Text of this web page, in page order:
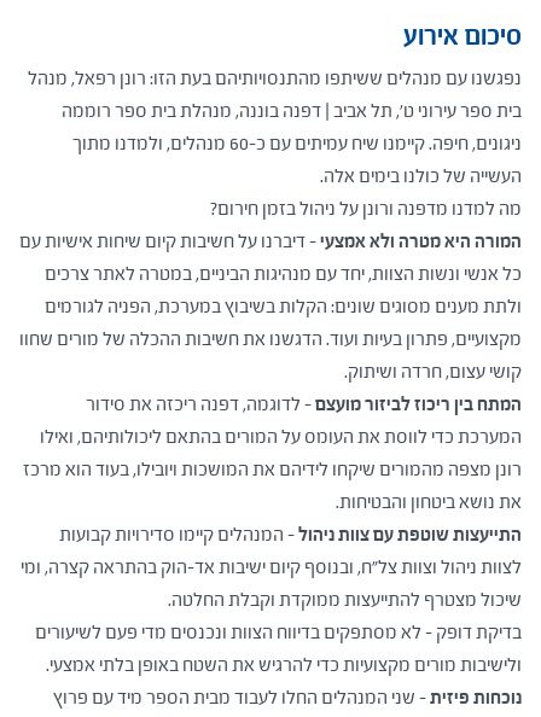
סיכום אירוע
נפגשנו עם מנהלים ששיתפו מהתנסויותיהם בעת הזו: רונן רפאל, מנהל
בית ספר עירוני ט', תל אביב | דפנה בוננה, מנהלת בית ספר רוממה
ניגונים, חיפה. קיימנו שיח עמיתים עם כ-60 מנהלים, ולמדנו מתוך
העשייה של כולנו בימים אלה.
מה למדנו מדפנה ורונן על ניהול בזמן חירום?
המורה היא מטרה ולא אמצעי –דיברנו על חשיבות קיום שיחות אישיות עם
כל אנשי ונשות הצוות, יחד עם מנהיגות הביניים, במטרה לאתר צרכים
ולתת מענים מסוגים שונים: הקלות בשיבוץ במערכת, הפניה לגורמים
מקצועיים, פתרון בעיות ועוד. הדגשנו את חשיבות ההכלה של מורים שחוו
קושי עצום, חרדה ושיתוק.
המתח בין ריכוז לביזור מועצם – לדוגמה, דפנה ריכזה את סידור
המערכת כדי לווסת את העומס על המורים בהתאם ליכולותיהם, ואילו
רונן מצפה מהמורים שיקחו לידיהם את המושכות ויובילו, בעוד הוא מרכז
את נושא ביטחון והבטיחות.
התייעצות שוטפת עם צוות ניהול – המנהלים קיימו סדירויות קבועות
לצוות ניהול וצוות צל"ח, ובנוסף קיום ישיבות אד-הוק בהתראה קצרה, ומי
שיכול מצטרף להתייעצות ממוקדת וקבלת החלטה.
בדיקת דופק – לא מסתפקים בדיווח הצוות ונכנסים מדי פעם לשיעורים
ולישיבות מורים מקצועיות כדי להרגיש את השטח באופן בלתי אמצעי.
נוכחות פיזית – שני המנהלים החלו לעבוד מבית הספר מיד עם פרוץ
סיכום אירוע
​מכון אבני ראשה קיים מפגש עם מנהלים ומנהלות בראשית דרכם וניהל
שיח ולמידה משותפת אודות ניהול, מנהיגות והתמודדות בשגרת חירום.
נפגשנו עם מנהלות ששיתפו מהתנסויותיהן בעת הזו: רחל כהן, מנהלת
בית ספר חופים, יד מרדכי | דפנה אבן, מנהלת בית ספר לחינוך מיוחד,
בית אקשטיין, בית ינאי. עסקנו במפגש בנושאים הבאים: ניהול עם
אוטונומיה רחבה (בניית בי"ס מחדש בעקבות המצב),חינוך מיוחד בזמן
שגרת חירום. קיימנו שיח עמיתים ולמדנו מתוך העשייה של כולנו בימים
אלה. תודה למנהלים ולמנהלות שהשתתפו בשיח.
סיכום אירוע
מכון אבני ראשה קיים מפגש עם מנהלים ומנהלות במסגרתו ניהל שיח
ולמידה משותפת אודות ניהול צוותים מעורבים (יהודים - ערבים),
מנהיגות והתמודדות בשגרת חירום. נפגשנו עם מנהלות ששיתפו
מהתנסויותיהן בעת הזו: נורה אלתאג'י, מנהלת בית ספר רוואד אלקודס,
ירושלים| ליטל לוי, מנהלת בית ספר דרכא מקסים לוי, לוד קיימנו שיח
עמיתים ולמדנו מתוך העשייה של כולנו בימים אלה.